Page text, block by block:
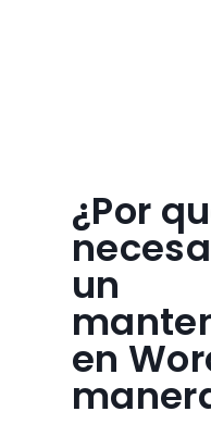
¿Por
un
en